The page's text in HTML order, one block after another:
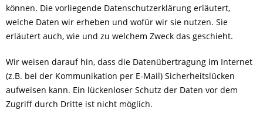
können. Die vorliegende Datenschutzerklärung erläutert,
welche Daten wir erheben und wofür wir sie nutzen. Sie
erläutert auch, wie und zu welchem Zweck das geschieht.
Wir weisen darauf hin, dass die Datenübertragung im Internet
(z.B. bei der Kommunikation per E-Mail) Sicherheitslücken
aufweisen kann. Ein lückenloser Schutz der Daten vor dem
Zugriff durch Dritte ist nicht möglich.